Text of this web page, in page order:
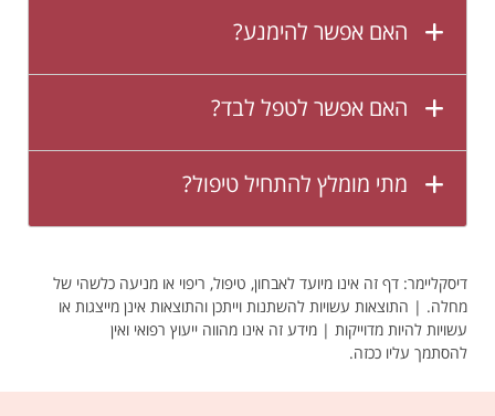
האם אפשר להימנע?
האם אפשר לטפל לבד?
מתי מומלץ להתחיל טיפול?
דיסקליימר: דף זה אינו מיועד לאבחון, טיפול, ריפוי או מניעה כלשהי של
מחלה. | התוצאות עשויות להשתנות וייתכן והתוצאות אינן מייצגות או
עשויות להיות מדוייקות | מידע זה אינו מהווה ייעוץ רפואי ואין
להסתמך עליו ככזה.